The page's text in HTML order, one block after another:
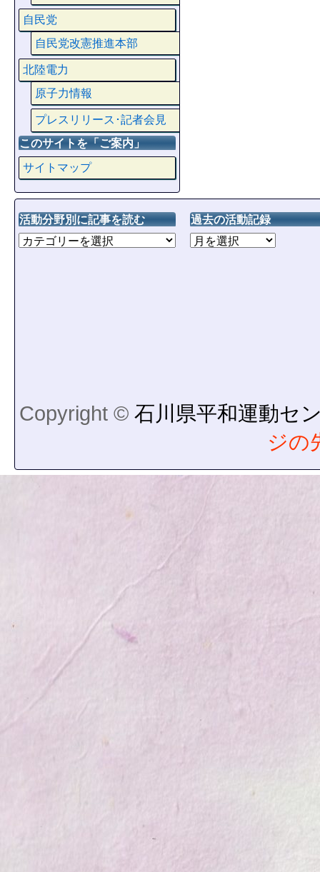
自民党
自民党改憲推進本部
北陸電力
原子力情報
プレスリリース･記者会見
このサイトを「ご案内」
サイトマップ
活動分野別に記事を読む 過去の活動記録
Copyright © 石川県平和運動セ
ジの